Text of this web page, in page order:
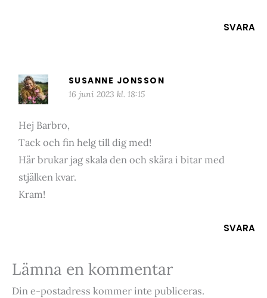
SVARA
SUSANNE JONSSON
16 juni 2023 kl. 18:15
Hej Barbro,
Tack och fin helg till dig med!
Här brukar jag skala den och skära i bitar med
stjälken kvar.
Kram!
SVARA
Lämna en kommentar
Din e-postadress kommer inte publiceras.